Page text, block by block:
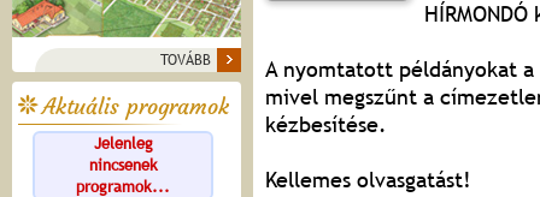
TOVÁBB
Aktuális programok
Jelenleg
nincsenek
programok...
A nyomtatott példányokat
mivel megszűnt a
kézbesítése.
Kellemes olvasgatást!